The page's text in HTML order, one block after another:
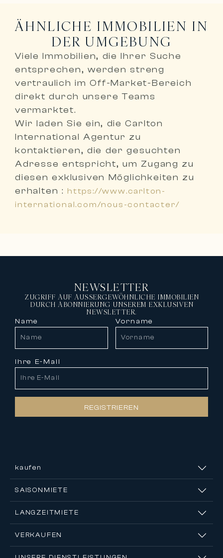
ÄHNLICHE IMMOBILIEN IN
DER UMGEBUNG
Viele Immobilien, die Ihrer Suche
entsprechen, werdenstreng
vertraulich im Off-Market-Bereich
direkt durch unsere Teams
vermarktet.
Wir laden Sie ein, die Carlton
International Agentur zu
kontaktieren, die der gesuchten
Adresse entspricht, um Zugang zu
diesen exklusiven Möglichkeiten zu
erhalten : https://www.carlton-
international.com/nous-contacter/
NEWSLETTER
ZUGRIFF AUF AUSSERGEWÖHNLICHE IMMOBILIEN
DURCH ABONNIERUNG UNSEREM EXKLUSIVEN
NEWSLETTER.
Name Vorname
Ihre E-Mail
REGISTRIEREN
kaufen
SAISONMIETE
LANGZEITMIETE
VERKAUFEN